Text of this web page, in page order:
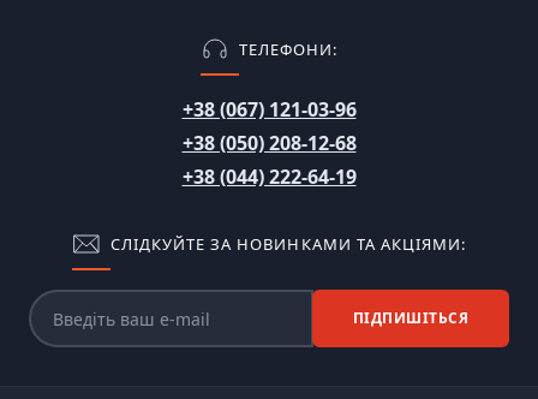
ТЕЛЕФОНИ:
+38 (067) 121-03-96
+38 (050) 208-12-68
+38 (044) 222-64-19
СЛІДКУЙТЕ ЗА НОВИНКАМИ ТА АКЦІЯМИ:
ПІДПИШІТЬСЯ